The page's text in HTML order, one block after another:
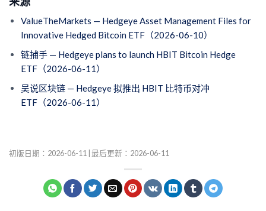
ValueTheMarkets — Hedgeye Asset Management Files for
Innovative Hedged Bitcoin ETF（2026-06-10）
链捕手 — Hedgeye plans to launch HBIT Bitcoin Hedge
ETF（2026-06-11）
吴说区块链 — Hedgeye 拟推出 HBIT 比特币对冲
ETF（2026-06-11）
初版日期：2026-06-11 | 最后更新：2026-06-11